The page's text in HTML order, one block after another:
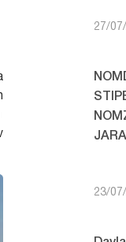
27/
23/